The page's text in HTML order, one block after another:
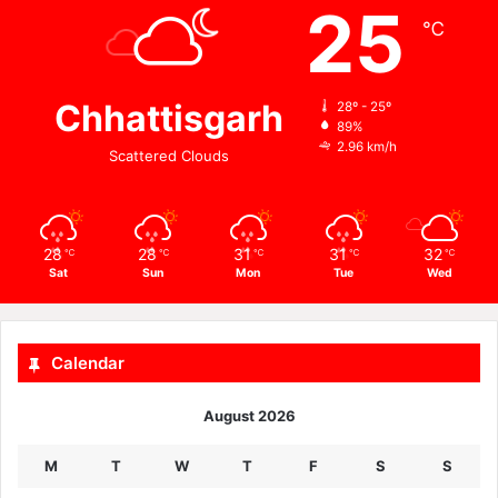
Chhattisgarh
Scattered Clouds
25 ℃
28º - 25º
89%
2.96 km/h
28 ℃
Sat
28 ℃
Sun
31 ℃
Mon
31 ℃
Tue
32 ℃
Wed
Calendar
August 2026
M T W T F S S